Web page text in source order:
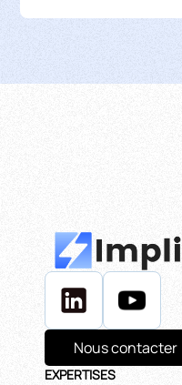
Nous contacter
EXPERTISES